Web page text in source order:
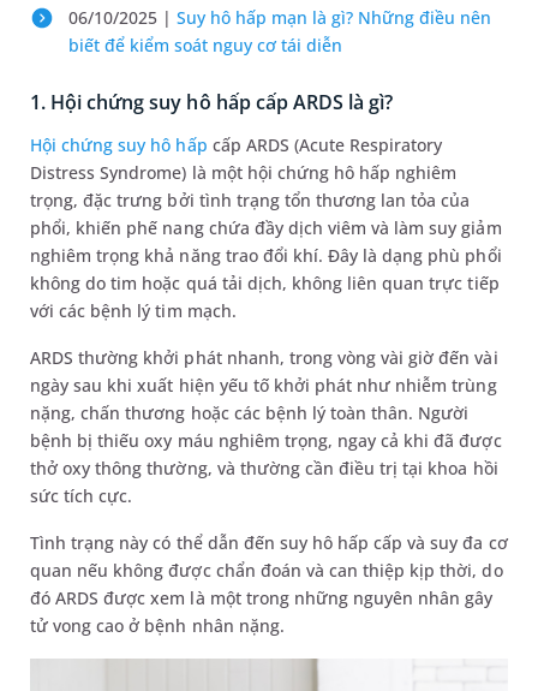
06/10/2025 | Suy hô hấp mạn là gì? Những điều nên
biết để kiểm soát nguy cơ tái diễn
1. Hội chứng suy hô hấp cấp ARDS là gì?
Hội chứng suy hô hấp cấp ARDS (Acute Respiratory
Distress Syndrome) là một hội chứng hô hấp nghiêm
trọng, đặc trưng bởi tình trạng tổn thương lan tỏa của
phổi, khiến phế nang chứa đầy dịch viêm và làm suy giảm
nghiêm trọng khả năng trao đổi khí. Đây là dạng phù phổi
không do tim hoặc quá tải dịch, không liên quan trực tiếp
với các bệnh lý tim mạch.
ARDS thường khởi phát nhanh, trong vòng vài giờ đến vài
ngày sau khi xuất hiện yếu tố khởi phát như nhiễm trùng
nặng, chấn thương hoặc các bệnh lý toàn thân. Người
bệnh bị thiếu oxy máu nghiêm trọng, ngay cả khi đã được
thở oxy thông thường, và thường cần điều trị tại khoa hồi
sức tích cực.
Tình trạng này có thể dẫn đến suy hô hấp cấp và suy đa cơ
quan nếu không được chẩn đoán và can thiệp kịp thời, do
đó ARDS được xem là một trong những nguyên nhân gây
tử vong cao ở bệnh nhân nặng.